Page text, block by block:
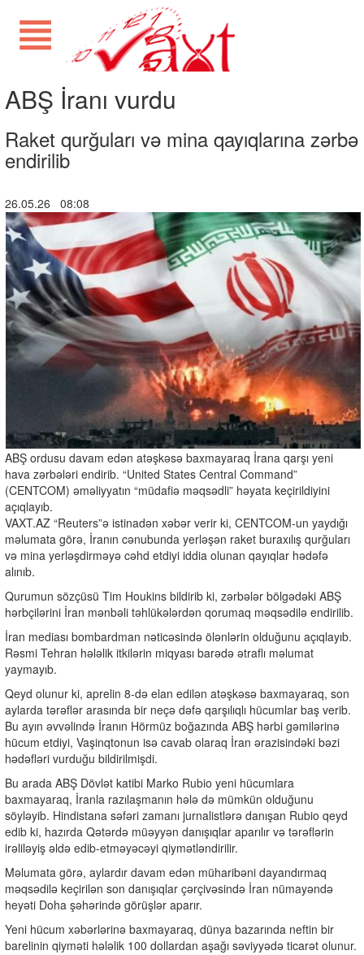
ABŞ İranı vurdu
Raket qurğuları və mina qayıqlarına zərbə
endirilib
26.05.26 08:08
ABŞ ordusu davam edən atəşkəsə baxmayaraq İrana qarşı yeni
hava zərbələri endirib. “United States Central Command”
(CENTCOM) əməliyyatın “müdafiə məqsədli” həyata keçirildiyini
açıqlayıb.
VAXT.AZ “Reuters”ə istinadən xəbər verir ki, CENTCOM-un yaydığı
məlumata görə, İranın cənubunda yerləşən raket buraxılış qurğuları
və mina yerləşdirməyə cəhd etdiyi iddia olunan qayıqlar hədəfə
alınıb.
Qurumun sözçüsü Tim Houkins bildirib ki, zərbələr bölgədəki ABŞ
hərbçilərini İran mənbəli təhlükələrdən qorumaq məqsədilə endirilib.
İran mediası bombardman nəticəsində ölənlərin olduğunu açıqlayıb.
Rəsmi Tehran hələlik itkilərin miqyası barədə ətraflı məlumat
yaymayıb.
Qeyd olunur ki, aprelin 8-də elan edilən atəşkəsə baxmayaraq, son
aylarda tərəflər arasında bir neçə dəfə qarşılıqlı hücumlar baş verib.
Bu ayın əvvəlində İranın Hörmüz boğazında ABŞ hərbi gəmilərinə
hücum etdiyi, Vaşinqtonun isə cavab olaraq İran ərazisindəki bəzi
hədəfləri vurduğu bildirilmişdi.
Bu arada ABŞ Dövlət katibi Marko Rubio yeni hücumlara
baxmayaraq, İranla razılaşmanın hələ də mümkün olduğunu
söyləyib. Hindistana səfəri zamanı jurnalistlərə danışan Rubio qeyd
edib ki, hazırda Qətərdə müəyyən danışıqlar aparılır və tərəflərin
irəliləyiş əldə edib-etməyəcəyi qiymətləndirilir.
Məlumata görə, aylardır davam edən müharibəni dayandırmaq
məqsədilə keçirilən son danışıqlar çərçivəsində İran nümayəndə
heyəti Doha şəhərində görüşlər aparır.
Yeni hücum xəbərlərinə baxmayaraq, dünya bazarında neftin bir
barelinin qiyməti hələlik 100 dollardan aşağı səviyyədə ticarət olunur.